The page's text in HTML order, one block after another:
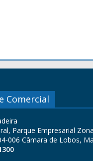
Comercial
Parque Empresarial
006 Câmara de Lobos,